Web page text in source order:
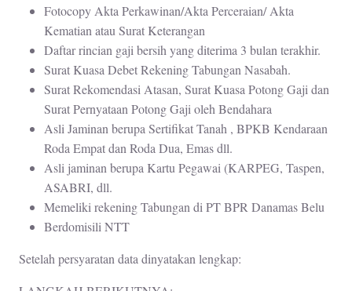
Fotocopy Akta Perkawinan/Akta Perceraian/ Akta
Kematian atau Surat Keterangan
Daftar rincian gaji bersih yang diterima 3 bulan terakhir.
Surat Kuasa Debet Rekening Tabungan Nasabah.
Surat Rekomendasi Atasan, Surat Kuasa Potong Gaji dan
Surat Pernyataan Potong Gaji oleh Bendahara
Asli Jaminan berupa Sertifikat Tanah , BPKB Kendaraan
Roda Empat dan Roda Dua, Emas dll.
Asli jaminan berupa Kartu Pegawai (KARPEG, Taspen,
ASABRI, dll.
Memeliki rekening Tabungan di PT BPR Danamas Belu
Berdomisili NTT
Setelah persyaratan data dinyatakan lengkap: